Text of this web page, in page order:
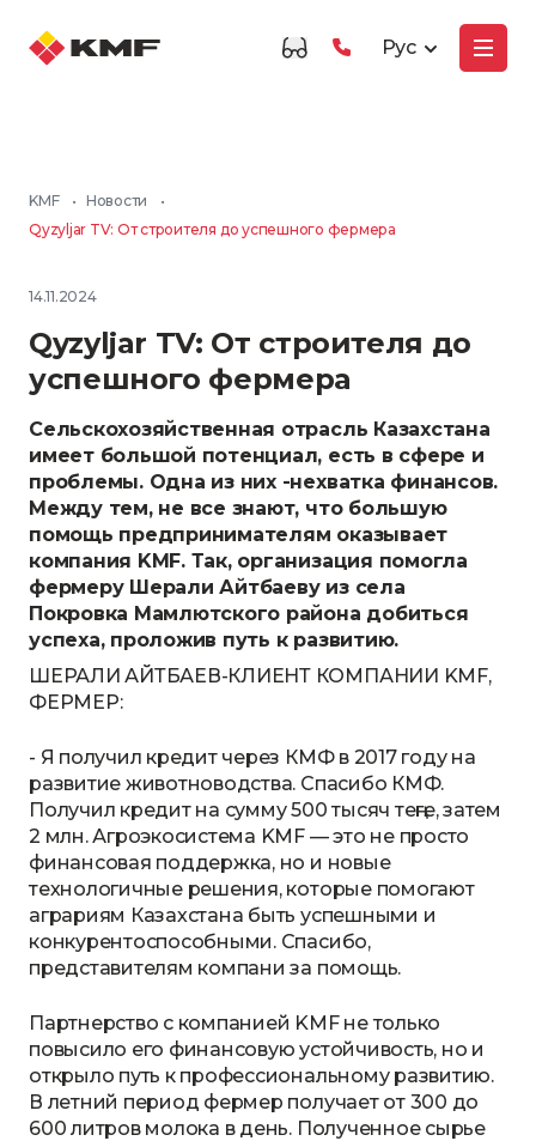
Рус
KMF • Новости
•
Qyzyljar TV: От строителя до успешного фермера
14.11.2024
Qyzyljar TV: От строителя до
успешного фермера
Сельскохозяйственная отрасль Казахстана
имеет большой потенциал, есть в сфере и
проблемы. Одна из них -нехватка финансов.
Между тем, не все знают, что большую
помощь предпринимателям оказывает
компания KMF. Так, организация помогла
фермеру Шерали Айтбаеву из села
Покровка Мамлютского района добиться
успеха, проложив путь к развитию.
ШЕРАЛИ АЙТБАЕВ-КЛИЕНТ КОМПАНИИ KMF,
ФЕРМЕР:
- Я получил кредит через КМФ в 2017 году на
развитие животноводства. Спасибо КМФ.
Получил кредит на сумму 500 тысяч теңге, затем
2 млн. Агроэкосистема KMF — это не просто
финансовая поддержка, но и новые
технологичные решения, которые помогают
аграриям Казахстана быть успешными и
конкурентоспособными. Спасибо,
представителям компани за помощь.
Партнерство с компанией KMF не только
повысило его финансовую устойчивость, но и
открыло путь к профессиональному развитию.
В летний период фермер получает от 300 до
600 литров молока в день. Полученное сырье